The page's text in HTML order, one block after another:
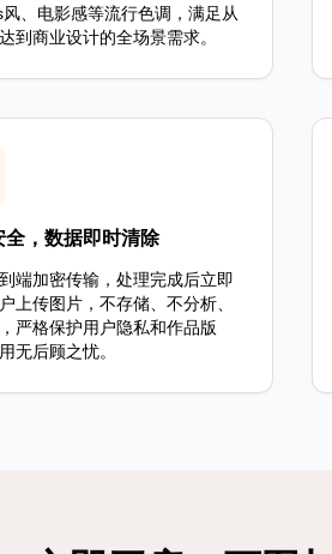
风、电影感等流行色调，满足从
到商业设计的全场景需求。
全，数据即时清除
端加密传输，处理完成后立即
上传图片，不存储、不分析、
严格保护用户隐私和作品版
无后顾之忧。